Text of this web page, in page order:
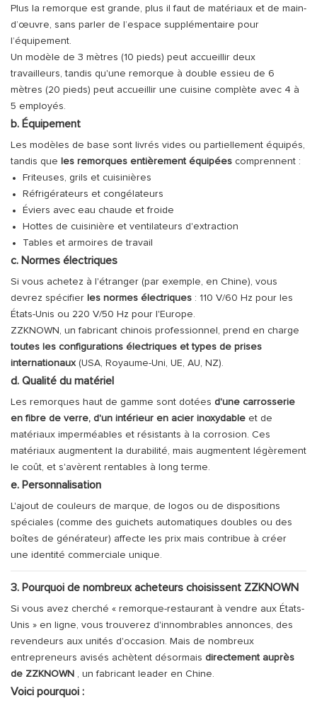
Plus la remorque est grande, plus il faut de matériaux et de main-
d’œuvre, sans parler de l’espace supplémentaire pour
l’équipement.
Un modèle de 3 mètres (10 pieds) peut accueillir deux
travailleurs, tandis qu'une remorque à double essieu de 6
mètres (20 pieds) peut accueillir une cuisine complète avec 4 à
5 employés.
b. Équipement
Les modèles de base sont livrés vides ou partiellement équipés,
tandis que
les remorques entièrement équipées comprennent :
Friteuses, grils et cuisinières
Réfrigérateurs et congélateurs
Éviers avec eau chaude et froide
Hottes de cuisinière et ventilateurs d'extraction
Tables et armoires de travail
c. Normes électriques
Si vous achetez à l'étranger (par exemple, en Chine), vous
devrez spécifier les normes électriques : 110 V/60 Hz pour les
États-Unis ou 220 V/50 Hz pour l'Europe.
ZZKNOWN, un fabricant chinois professionnel, prend en charge
toutes les configurations électriques et types de prises
internationaux(USA, Royaume-Uni, UE, AU, NZ).
d. Qualité du matériel
Les remorques haut de gamme sont dotées d'une carrosserie
en fibre de verre, d'un intérieur en acier inoxydable et de
matériaux imperméables et résistants à la corrosion. Ces
matériaux augmentent la durabilité, mais augmentent légèrement
le coût, et s'avèrent rentables à long terme.
e. Personnalisation
L'ajout de couleurs de marque, de logos ou de dispositions
spéciales (comme des guichets automatiques doubles ou des
boîtes de générateur) affecte les prix mais contribue à créer
une identité commerciale unique.
3. Pourquoi de nombreux acheteurs choisissent ZZKNOWN
Si vous avez cherché « remorque-restaurant à vendre aux États-
Unis » en ligne, vous trouverez d'innombrables annonces, des
revendeurs aux unités d'occasion. Mais de nombreux
entrepreneurs avisés achètent désormais directement auprès
de ZZKNOWN , un fabricant leader en Chine.
Voici pourquoi :